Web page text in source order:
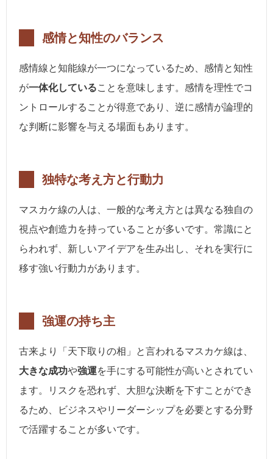
感情と知性のバランス
感情線と知能線が一つになっているため、感情と知性
が一体化していることを意味します。感情を理性でコ
ントロールすることが得意であり、逆に感情が論理的
な判断に影響を与える場面もあります。
独特な考え方と行動力
マスカケ線の人は、一般的な考え方とは異なる独自の
視点や創造力を持っていることが多いです。常識にと
らわれず、新しいアイデアを生み出し、それを実行に
移す強い行動力があります。
強運の持ち主
古来より「天下取りの相」と言われるマスカケ線は、
大きな成功や強運を手にする可能性が高いとされてい
ます。リスクを恐れず、大胆な決断を下すことができ
るため、ビジネスやリーダーシップを必要とする分野
で活躍することが多いです。